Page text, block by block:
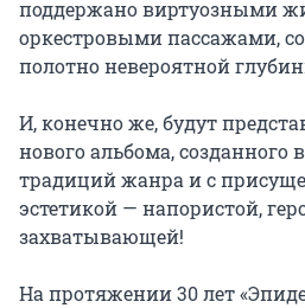
поддержано виртуозными
оркестровыми пассажами,
полотно невероятной
И, конечно же, будут
нового альбома, созданного
традиций жанра и с
эстетикой — напористой,
захватывающей!
На протяжении 30 лет